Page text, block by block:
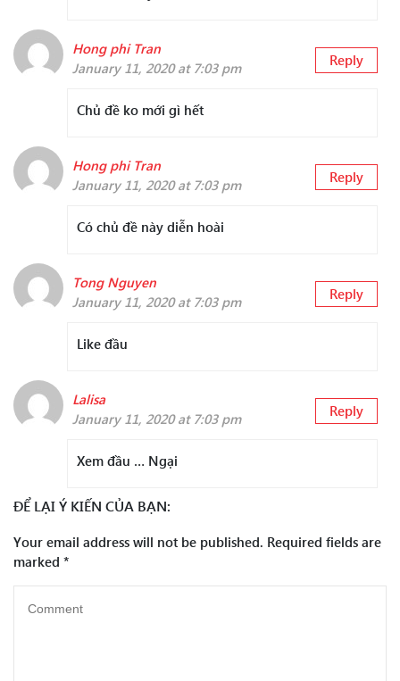
Hong phi Tran
January 11, 2020 at 7:03 pm
Reply
Chủ đề ko mới gì hết
Hong phi Tran
January 11, 2020 at 7:03 pm
Reply
Có chủ đề này diễn hoài
Tong Nguyen
January 11, 2020 at 7:03 pm
Reply
Like đầu
Lalisa
January 11, 2020 at 7:03 pm
Reply
Xem đầu … Ngại
ĐỂ LẠI Ý KIẾN CỦA BẠN:
Your email address will not be published. Required fields are
marked *